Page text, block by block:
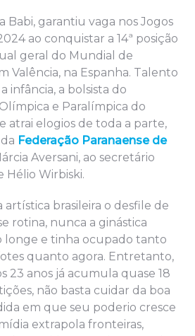
Babi, garantiu vaga nos Jogos
ao conquistar a 14ª posição
geral do Mundial de
Valência, na Espanha. Talento
infância, a bolsista do
e Paralímpica do
atrai elogios de toda a parte,
Federação Paranaense de
Aversani, ao secretário
Hélio Wirbiski.
artística brasileira o desfile de
rotina, nunca a ginástica
longe e tinha ocupado tanto
quanto agora. Entretanto,
23 anos já acumula quase 18
não basta cuidar da boa
em que seu poderio cresce
extrapola fronteiras,